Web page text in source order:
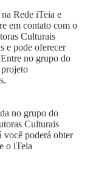
Rede iTeia e
em contato com o
Culturais
e pode oferecer
no grupo do
.
no grupo do
Culturais
você poderá obter
o iTeia